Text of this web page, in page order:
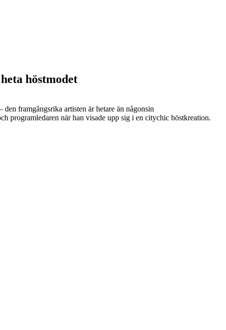
höstmodet
framgångsrika artisten är hetare än någonsin
programledaren när han visade upp sig i en citychic höstkreation.